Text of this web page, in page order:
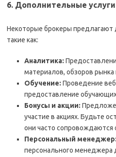
6. Дополнительные услуги
Некоторые брокеры предлагают
такие как:
Аналитика:
материалов, обзоров рынка
Обучение: Проведение
предоставление
Бонусы и акции:
участие в акциях. Будьте
они часто
Персональный менеджер:
персонального менеджера